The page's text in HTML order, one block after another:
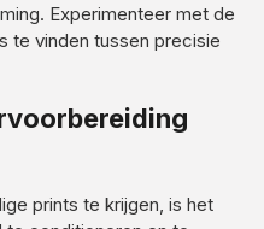
Experimenteer met de
te vinden tussen precisie
prints te krijgen, is het